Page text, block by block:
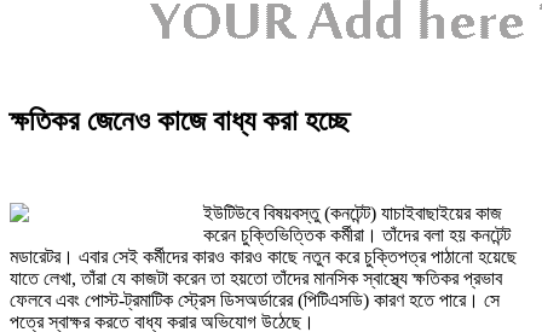
ক্ষতিকর জেনেও কাজে বাধ্য করা হচ্ছে
ইউটিউবে বিষয়বস্তু (কনটেন্ট) যাচাইবাছাইয়ের কাজ
করেন চুক্তিভিত্তিক কর্মীরা। তাঁদের বলা হয় কনটেন্ট
মডারেটর। এবার সেই কর্মীদের কারও কারও কাছে নতুন করে চুক্তিপত্র পাঠানো হয়েছে
যাতে লেখা, তাঁরা যে কাজটা করেন তা হয়তো তাঁদের মানসিক স্বাস্থ্যে ক্ষতিকর প্রভাব
ফেলবে এবং পোস্ট-ট্রমাটিক স্ট্রেস ডিসঅর্ডারের (পিটিএসডি) কারণ হতে পারে। সে
পত্রে স্বাক্ষর করতে বাধ্য করার অভিযোগ উঠেছে।